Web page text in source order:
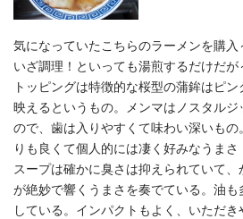
気になっていたこちらのラーメンを購入
いざ調理！といっても湯煎するだけだが
トッピングは特徴的な桜型の蒲鉾はピ
映えるというもの。メンマはノスタルジ
ので、歯は入りやすくて味わい深いも
りも良くて個人的には凄く好みなうまさ
スープは確かに臭さは抑えられていて
が絶妙で響くうまさを奏でている。油も
している。インパクトもよく、いただき